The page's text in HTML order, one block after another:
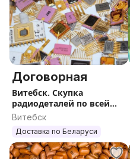
Договорная
Витебск. Скупка
радиодеталей по всей
Беларуси
Витебск
Доставка по Беларуси